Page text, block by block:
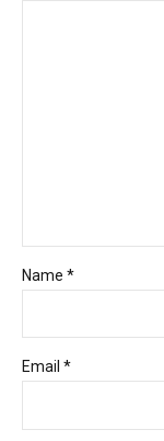
Name *
Email *